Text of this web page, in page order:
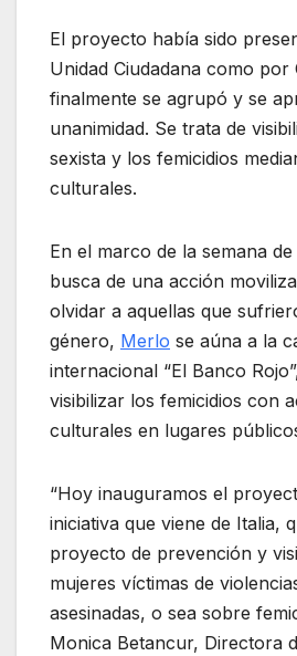
El proyecto había sido
Unidad Ciudadana como por
finalmente se agrupó y se
unanimidad. Se trata de
sexista y los femicidios
culturales.
En el marco de la semana
busca de una acción
olvidar a aquellas que
género, Merlo se aúna a la
internacional “El Banco
visibilizar los femicidios con
culturales en lugares
“Hoy inauguramos el
iniciativa que viene de Italia,
proyecto de prevención y
mujeres víctimas de
asesinadas, o sea sobre
Monica Betancur, Directora